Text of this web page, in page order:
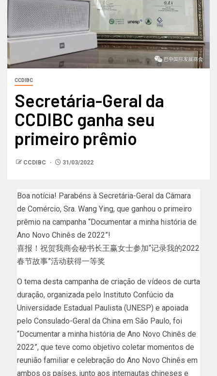
CCDIBC
Secretária-Geral da
CCDIBC ganha seu
primeiro prêmio
CCDIBC 31/03/2022
Boa notícia! Parabéns à Secretária-Geral da Câmara
de Comércio, Sra. Wang Ying, que ganhou o primeiro
prêmio na campanha “Documentar a minha história de
Ano Novo Chinês de 2022”!
喜报！祝贺我商会秘书长王赢女士参加“记录我的2022
春节故事”活动获得一等奖
O tema desta campanha de criação de vídeos de curta
duração, organizada pelo Instituto Confúcio da
Universidade Estadual Paulista (UNESP) e apoiada
pelo Consulado-Geral da China em São Paulo, foi
“Documentar a minha história de Ano Novo Chinês de
2022”, que teve como objetivo coletar momentos de
reunião familiar e celebração do Ano Novo Chinês em
ambos os países, junto aos internautas chineses e